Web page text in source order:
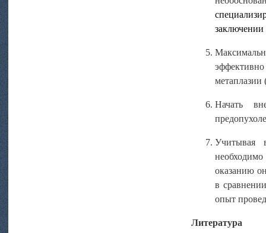
метаплазии
Начать
Учитывая
оказанию
в
опыт
Литература